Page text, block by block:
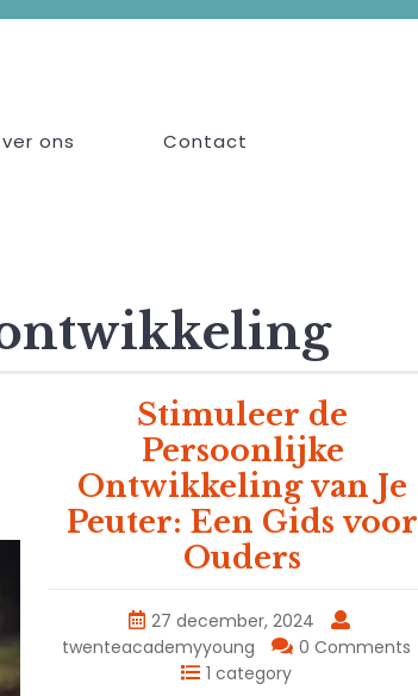
ons Contact
Stimuleer de
Persoonlijke
Ontwikkeling van Je
Peuter: Een Gids voor
Ouders
27 december, 2024
twenteacademyyoung
0 Comments
1 category